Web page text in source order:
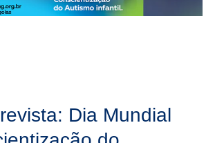
Dia Mundial